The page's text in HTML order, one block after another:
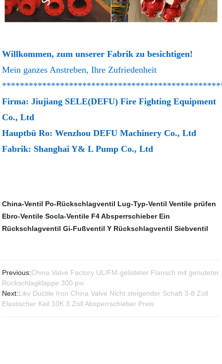
Willkommen, zum unserer Fabrik zu besichtigen!
Mein ganzes Anstreben, Ihre Zufriedenheit
Firma: Jiujiang SELE(DEFU) Fire Fighting Equipment
Co., Ltd
Hauptbü Ro: Wenzhou DEFU Machinery Co., Ltd
Fabrik: Shanghai Y& L Pump Co., Ltd
China-Ventil Po-Rückschlagventil Lug-Typ-Ventil Ventile prüfen
Ebro-Ventile Socla-Ventile F4 Absperrschieber Ein
Rückschlagventil Gi-Fußventil Y Rückschlagventil Siebventil
Previous:China Valve Factory UL/FM-gelisteter Flansch mit genuteter
Rückschlagklappe 300 psi
Next:Likv Ductile Iron China Valve Nicht steigender Schaft 3-8 Zoll
Elastischer Keil 10K 3 Zoll Absperrschieber Preis